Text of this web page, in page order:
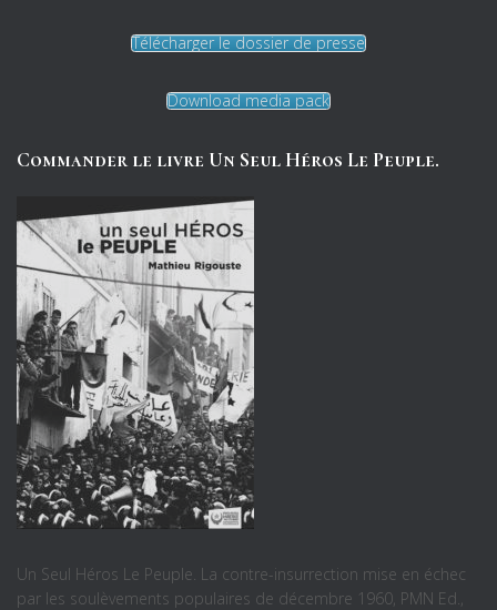
Télécharger le dossier de presse
Download media pack
Commander le livre Un Seul Héros Le Peuple.
Un Seul Héros Le Peuple. La contre-insurrection mise en échec
par les soulèvements populaires de décembre 1960, PMN Ed.,